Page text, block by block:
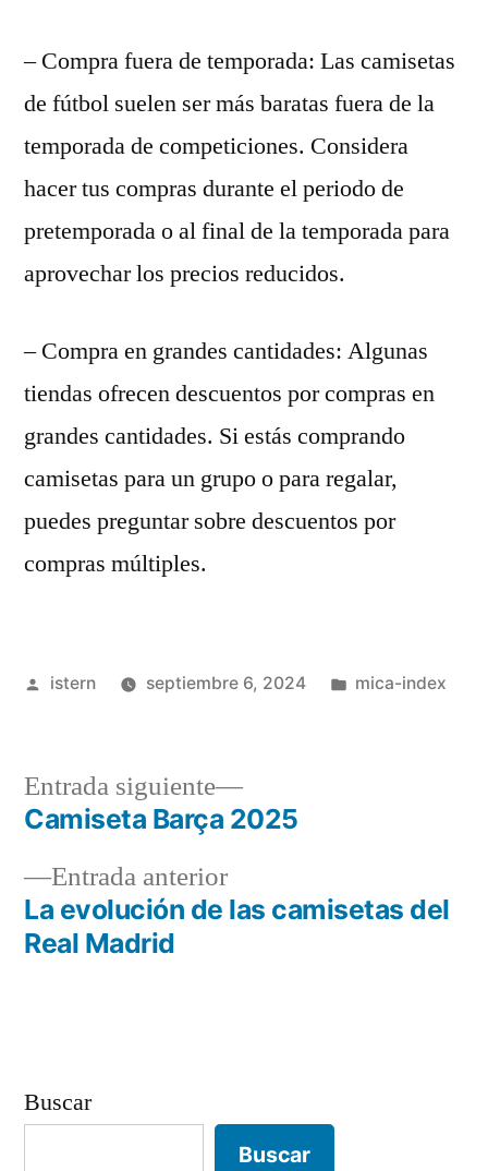
– Compra fuera de temporada: Las camisetas
de fútbol suelen ser más baratas fuera de la
temporada de competiciones. Considera
hacer tus compras durante el periodo de
pretemporada o al final de la temporada para
aprovechar los precios reducidos.
– Compra en grandes cantidades: Algunas
tiendas ofrecen descuentos por compras en
grandes cantidades. Si estás comprando
camisetas para un grupo o para regalar,
puedes preguntar sobre descuentos por
compras múltiples.
Publicado
istern septiembre 6, 2024
Publicado
mica-index
Navegación
de
entradas
Entrada anteriorEntrada
anterior:
La evolución de las camisetas del
Real Madrid
Entrada siguiente
Entrada
siguiente:
Camiseta Barça 2025
Buscar
Buscar